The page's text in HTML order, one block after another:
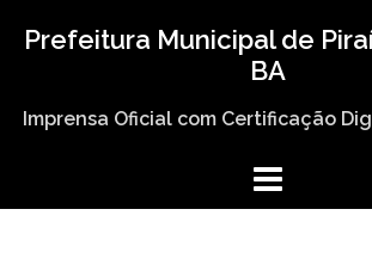
Prefeitura Municipal de
BA
Imprensa Oficial com Certificação